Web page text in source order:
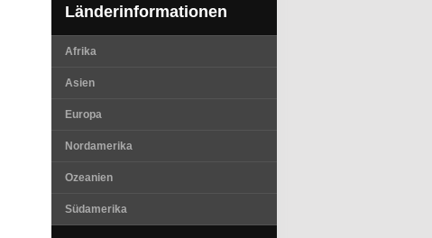
Länderinformationen
Afrika
Asien
Europa
Nordamerika
Ozeanien
Südamerika